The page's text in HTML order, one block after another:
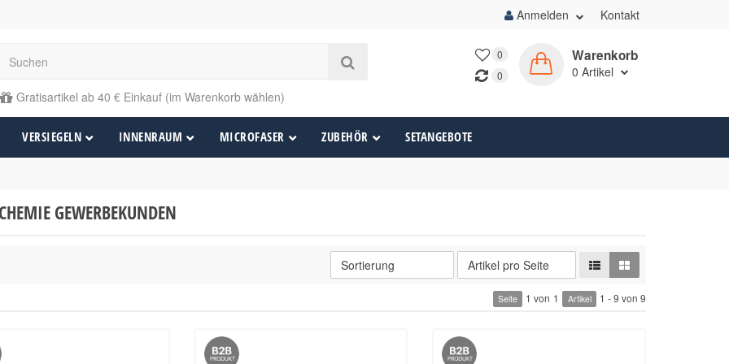
Anmelden Kontakt
Gratisartikel ab 40 € Einkauf (im Warenkorb wählen)
0
0
Warenkorb
0 Artikel
VERSIEGELN INNENRAUM MICROFASER ZUBEHÖR SETANGEBOTE
GEWERBEKUNDEN
Seite 1 von 1 Artikel 1 - 9 von 9